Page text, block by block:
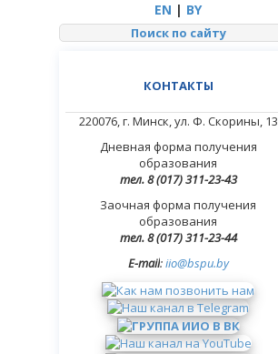
EN | BY
Поиск по сайту
КОНТАКТЫ
220076, г. Минск, ул. Ф. Скорины, 13
Дневная форма получения
образования
тел.8 (017)311-23-43
Заочная форма получения
образования
тел. 8 (017) 311-23-44
E-mail:iio@bspu.by